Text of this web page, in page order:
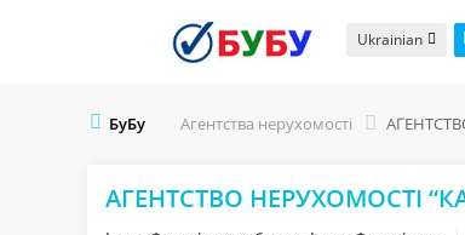
Ukrainian
БуБу Агентства нерухомості
АГЕНТСТВО НЕРУХОМОСТІ